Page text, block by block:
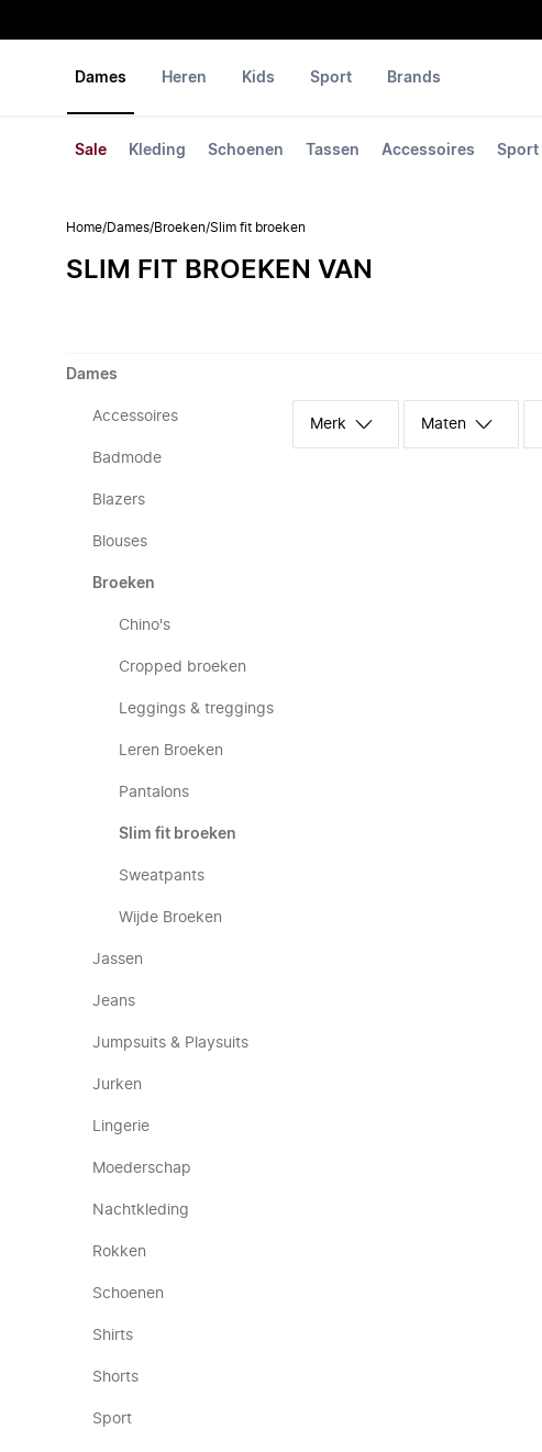
Dames
Sale Kleding Schoenen Tassen Accessoires Sport
Heren Kids Sport Brands
Home/Dames/Broeken/Slim fit broeken
SLIM FIT BROEKEN VAN
Dames
Accessoires
Badmode
Blazers
Blouses
Broeken
Chino's
Cropped broeken
Leggings & treggings
Leren Broeken
Pantalons
Slim fit broeken
Sweatpants
Wijde Broeken
Jassen
Jeans
Jumpsuits & Playsuits
Jurken
Lingerie
Moederschap
Nachtkleding
Rokken
Schoenen
Shirts
Shorts
Sport
Merk Maten